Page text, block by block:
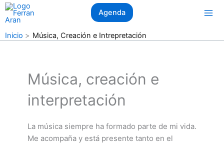
Agenda
Inicio Música, Creación e Intrepretación
Música, creación e
interpretación
La música siempre ha formado parte de mi vida.
Me acompaña y está presente tanto en el